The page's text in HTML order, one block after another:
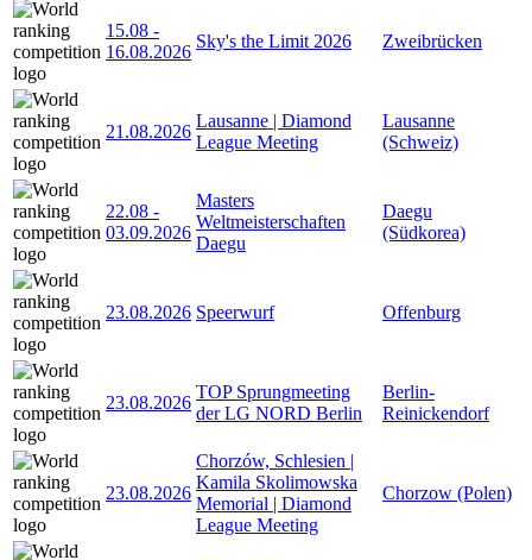
15.08 -
16.08.2026
Sky's the Limit 2026 Zweibrücken
21.08.2026
Lausanne | Diamond
League Meeting
Lausanne
(Schweiz)
22.08 -
03.09.2026
Masters
Weltmeisterschaften
Daegu
Daegu
(Südkorea)
23.08.2026 Speerwurf Offenburg
23.08.2026
TOP Sprungmeeting
der LG NORD Berlin
Berlin-
Reinickendorf
23.08.2026
Chorzów, Schlesien |
Kamila Skolimowska
Memorial | Diamond
League Meeting
Chorzow (Polen)